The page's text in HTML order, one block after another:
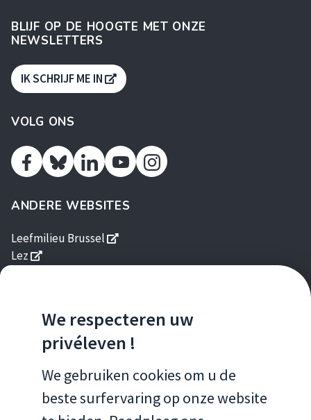
We respecteren uw
privéleven !
We gebruiken cookies om u de
beste surfervaring op onze website
BLIJF OP DE HOOGTE MET ONZE
NEWSLETTERS
IK SCHRIJF ME IN S'OUVRE DANS UNE NOUVELLE
VOLG ONS
FacebookTwitterLinkedinYoutubeInstagram
ANDERE WEBSITES
Leefmilieu Brussel
s'ouvre dans une nouvelle fenêtre
Lez
s'ouvre dans une nouvelle fenêtre
Homegrade
s'ouvre dans une nouvelle fenêtre
MOBIELE APPS
Brussels Air